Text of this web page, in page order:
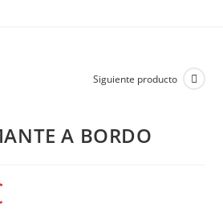
Siguiente producto
A BORDO